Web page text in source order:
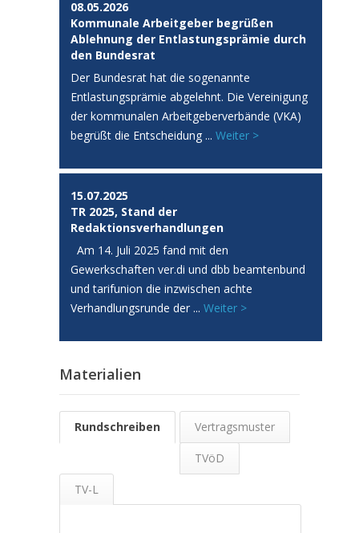
08.05.2026
Kommunale Arbeitgeber begrüßen
Ablehnung der Entlastungsprämie durch
den Bundesrat
Der Bundesrat hat die sogenannte
Entlastungsprämie abgelehnt. Die Vereinigung
der kommunalen Arbeitgeberverbände (VKA)
begrüßt die Entscheidung ... Weiter >
15.07.2025
TR 2025, Stand der
Redaktionsverhandlungen
Am 14. Juli 2025 fand mit den
Gewerkschaften ver.di und dbb beamtenbund
und tarifunion die inzwischen achte
Verhandlungsrunde der ... Weiter >
Materialien
Rundschreiben Vertragsmuster
TVöD
TV-L